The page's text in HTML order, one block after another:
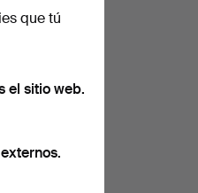
que tú
el sitio web.